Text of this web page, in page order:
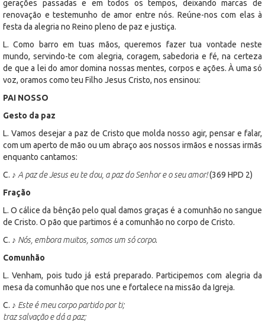
gerações passadas e em todos os tempos, deixando marcas de
renovação e testemunho de amor entre nós. Reúne-nos com elas à
festa da alegria no Reino pleno de paz e justiça.
L. Como barro em tuas mãos, queremos fazer tua vontade neste
mundo, servindo-te com alegria, coragem, sabedoria e fé, na certeza
de que a lei do amor domina nossas mentes, corpos e ações. À uma só
voz, oramos como teu Filho Jesus Cristo, nos ensinou:
PAI NOSSO
Gesto da paz
L. Vamos desejar a paz de Cristo que molda nosso agir, pensar e falar,
com um aperto de mão ou um abraço aos nossos irmãos e nossas irmãs
enquanto cantamos:
C. ♪ A paz de Jesus eu te dou, a paz do Senhor e o seu amor!(369 HPD 2)
Fração
L. O cálice da bênção pelo qual damos graças é a comunhão no sangue
de Cristo. O pão que partimos é a comunhão no corpo de Cristo.
C. ♪ Nós, embora muitos, somos um só corpo.
Comunhão
L. Venham, pois tudo já está preparado. Participemos com alegria da
mesa da comunhão que nos une e fortalece na missão da Igreja.
C. ♪ Este é meu corpo partido por ti;
traz salvação e dá a paz;